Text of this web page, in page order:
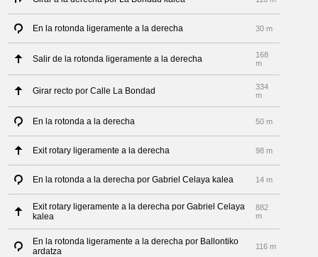
En la rotonda ligeramente a la derecha 30 m
Salir de la rotonda ligeramente a la derecha
168
m
Girar recto por Calle La Bondad
334
m
En la rotonda a la derecha 50 m
Exit rotary ligeramente a la derecha 98 m
En la rotonda a la derecha por Gabriel Celaya kalea 14 m
Exit rotary ligeramente a la derecha por Gabriel Celaya
kalea
882
m
En la rotonda ligeramente a la derecha por Ballontiko
ardatza
116 m